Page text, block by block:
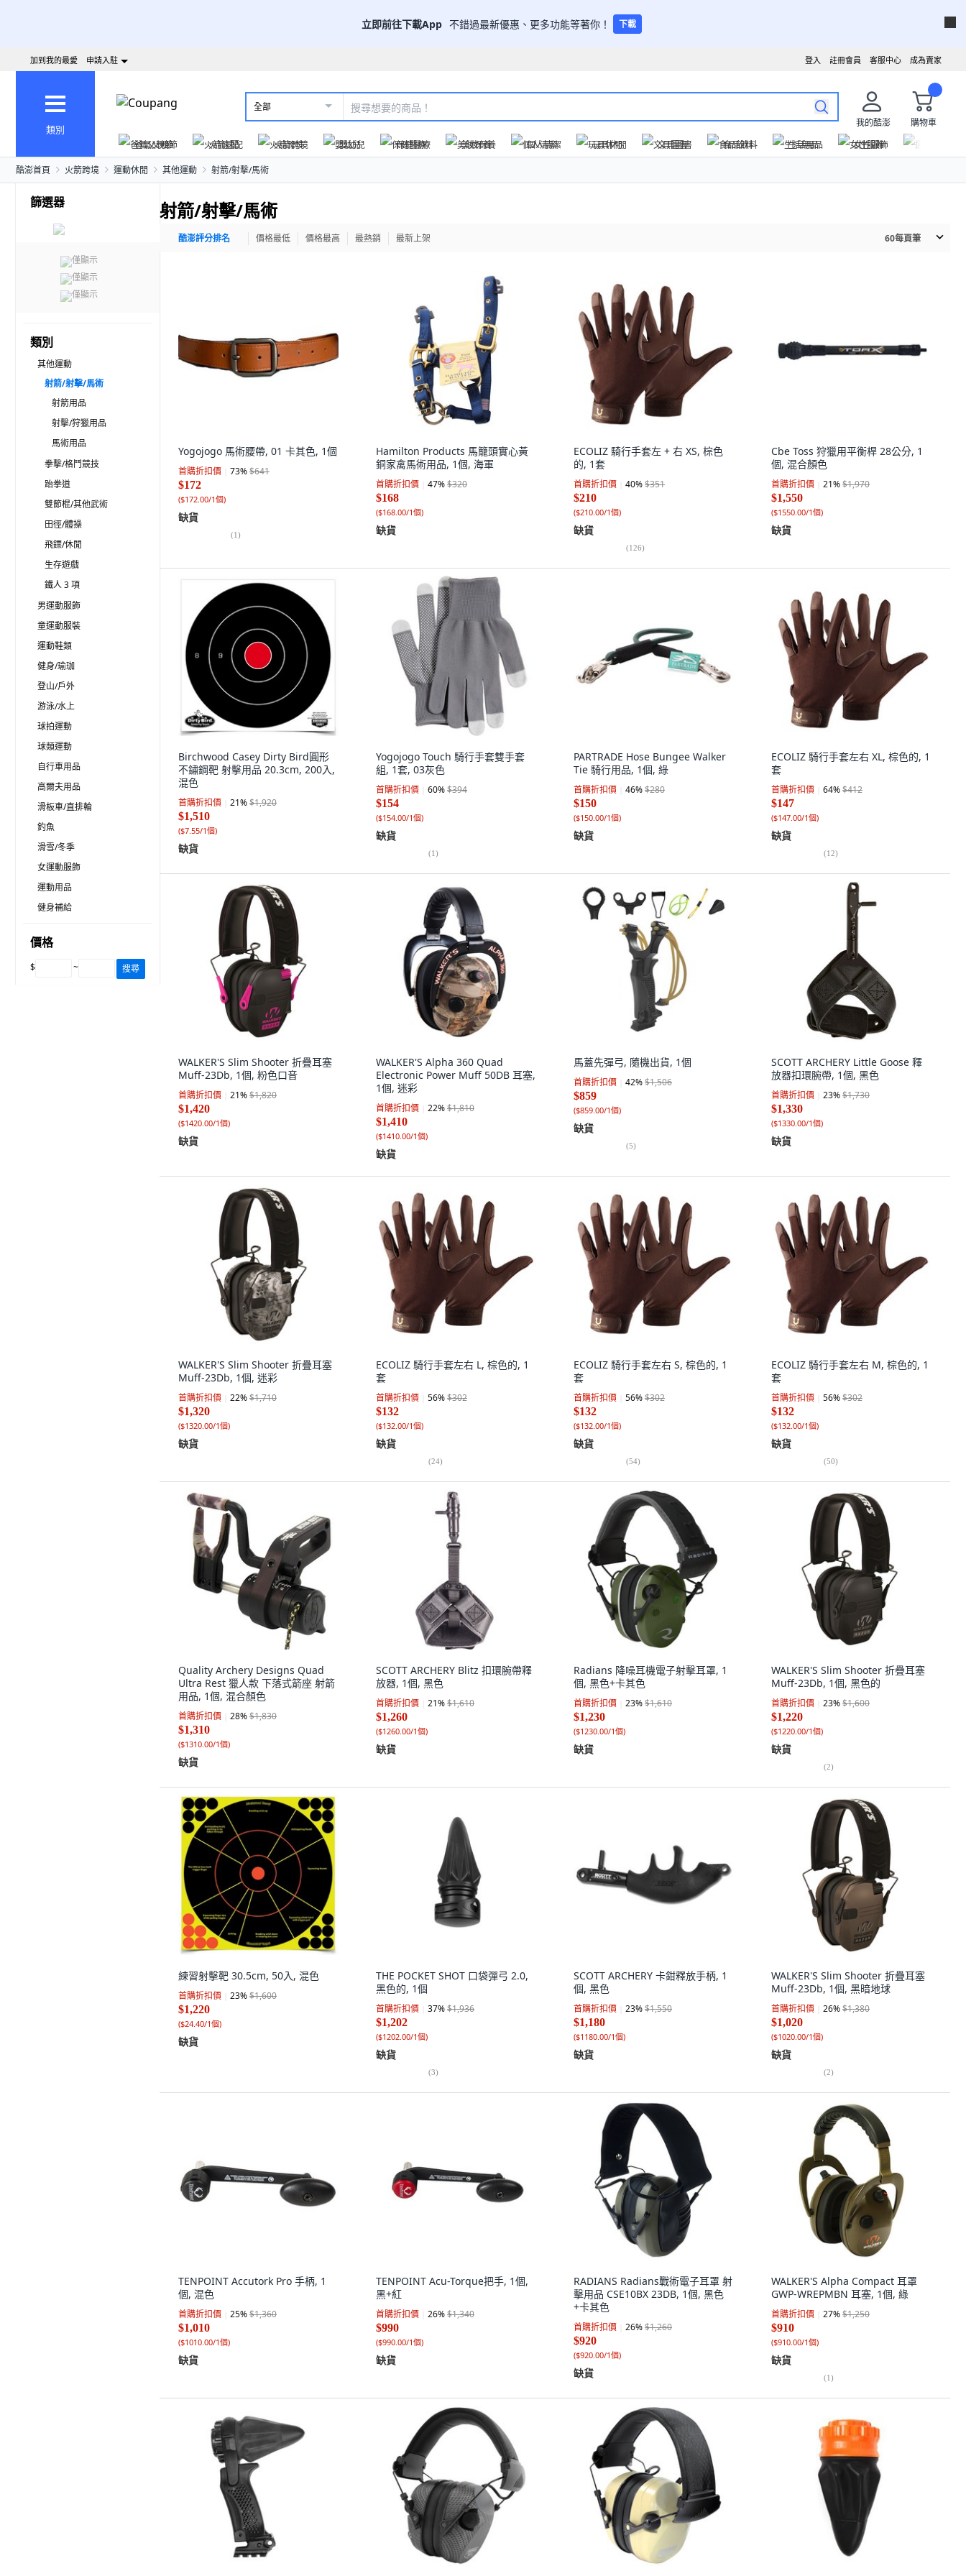
立即前往下載App 不錯過最新優惠、更多功能等著你！ 下載
成為賣家
客服中心
註冊會員
登入
加到我的最愛 申請入駐
類別
全部
我的酷澎
購物車
爸氣父親節
火箭速配 火箭跨境 嬰幼兒 保健醫療 美妝保養 個人清潔 玩具休閒 文具圖書 食品飲料 生活用品 女性服飾
酷澎首頁 火箭跨境 運動休閒 其他運動 射箭/射擊/馬術
篩選器
僅顯示
僅顯示
僅顯示
類別
其他運動
射箭/射擊/馬術
射箭用品
射擊/狩獵用品
馬術用品
拳擊/格鬥競技
跆拳道
雙節棍/其他武術
田徑/體操
飛鏢/休閒
生存遊戲
鐵人 3 項
男運動服飾
童運動服裝
運動鞋類
健身/瑜珈
登山/戶外
游泳/水上
球拍運動
球類運動
自行車用品
高爾夫用品
滑板車/直排輪
釣魚
滑雪/冬季
女運動服飾
運動用品
健身補給
價格
$ ~ 搜尋
射箭/射擊/馬術
酷澎評分排名 價格最低 價格最高 最熱銷 最新上架 60每頁筆
Yogojogo 馬術腰帶, 01 卡其色, 1個
首購折扣價 73%$641
$172
($172.00/1個)
缺貨
(1)
Hamilton Products 馬籠頭實心黃
銅家禽馬術用品, 1個, 海軍
首購折扣價 47%$320
$168
($168.00/1個)
缺貨
ECOLIZ 騎行手套左 + 右 XS, 棕色
的, 1套
首購折扣價 40%$351
$210
($210.00/1個)
缺貨
(126)
Cbe Toss 狩獵用平衡桿 28公分, 1
個, 混合顏色
首購折扣價 21%$1,970
$1,550
($1550.00/1個)
缺貨
Birchwood Casey Dirty Bird圓形
不鏽鋼靶 射擊用品 20.3cm, 200入,
混色
首購折扣價 21%$1,920
$1,510
($7.55/1個)
缺貨
Yogojogo Touch 騎行手套雙手套
組, 1套, 03灰色
首購折扣價 60%$394
$154
($154.00/1個)
缺貨
(1)
PARTRADE Hose Bungee Walker
Tie 騎行用品, 1個, 綠
首購折扣價 46%$280
$150
($150.00/1個)
缺貨
ECOLIZ 騎行手套左右 XL, 棕色的, 1
套
首購折扣價 64%$412
$147
($147.00/1個)
缺貨
(12)
WALKER'S Slim Shooter 折疊耳塞
Muff-23Db, 1個, 粉色口音
首購折扣價 21%$1,820
$1,420
($1420.00/1個)
缺貨
WALKER'S Alpha 360 Quad
Electronic Power Muff 50DB 耳塞,
1個, 迷彩
首購折扣價 22%$1,810
$1,410
($1410.00/1個)
缺貨
馬蓋先彈弓, 隨機出貨, 1個
首購折扣價 42%$1,506
$859
($859.00/1個)
缺貨
(5)
SCOTT ARCHERY Little Goose 釋
放器扣環腕帶, 1個, 黑色
首購折扣價 23%$1,730
$1,330
($1330.00/1個)
缺貨
WALKER'S Slim Shooter 折疊耳塞
Muff-23Db, 1個, 迷彩
首購折扣價 22%$1,710
$1,320
($1320.00/1個)
缺貨
ECOLIZ 騎行手套左右 L, 棕色的, 1
套
首購折扣價 56%$302
$132
($132.00/1個)
缺貨
(24)
ECOLIZ 騎行手套左右 S, 棕色的, 1
套
首購折扣價 56%$302
$132
($132.00/1個)
缺貨
(54)
ECOLIZ 騎行手套左右 M, 棕色的, 1
套
首購折扣價 56%$302
$132
($132.00/1個)
缺貨
(50)
Quality Archery Designs Quad
Ultra Rest 獵人款 下落式箭座 射箭
用品, 1個, 混合顏色
首購折扣價 28%$1,830
$1,310
($1310.00/1個)
缺貨
SCOTT ARCHERY Blitz 扣環腕帶釋
放器, 1個, 黑色
首購折扣價 21%$1,610
$1,260
($1260.00/1個)
缺貨
Radians 降噪耳機電子射擊耳罩, 1
個, 黑色+卡其色
首購折扣價 23%$1,610
$1,230
($1230.00/1個)
缺貨
WALKER'S Slim Shooter 折疊耳塞
Muff-23Db, 1個, 黑色的
首購折扣價 23%$1,600
$1,220
($1220.00/1個)
缺貨
(2)
練習射擊靶 30.5cm, 50入, 混色
首購折扣價 23%$1,600
$1,220
($24.40/1個)
缺貨
THE POCKET SHOT 口袋彈弓 2.0,
黑色的, 1個
首購折扣價 37%$1,936
$1,202
($1202.00/1個)
缺貨
(3)
SCOTT ARCHERY 卡鉗釋放手柄, 1
個, 黑色
首購折扣價 23%$1,550
$1,180
($1180.00/1個)
缺貨
WALKER'S Slim Shooter 折疊耳塞
Muff-23Db, 1個, 黑暗地球
首購折扣價 26%$1,380
$1,020
($1020.00/1個)
缺貨
(2)
TENPOINT Accutork Pro 手柄, 1
個, 混色
首購折扣價 25%$1,360
$1,010
($1010.00/1個)
缺貨
TENPOINT Acu-Torque把手, 1個,
黑+紅
首購折扣價 26%$1,340
$990
($990.00/1個)
缺貨
RADIANS Radians戰術電子耳罩 射
擊用品 CSE10BX 23DB, 1個, 黑色
+卡其色
首購折扣價 26%$1,260
$920
($920.00/1個)
缺貨
WALKER'S Alpha Compact 耳罩
GWP-WREPMBN 耳塞, 1個, 綠
首購折扣價 27%$1,250
$910
($910.00/1個)
缺貨
(1)